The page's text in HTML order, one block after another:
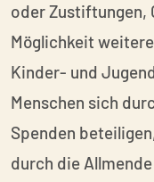
oder Zustiftungen,
Möglichkeit
Kinder- und
Menschen sich
Spenden
durch die